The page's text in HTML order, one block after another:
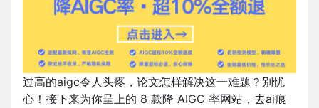
过高的aigc令人头疼，论文怎样解决这一难题？别忧
心！接下来为你呈上的 8 款降 AIGC 率网站，去ai痕